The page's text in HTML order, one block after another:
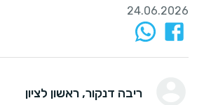
24.06.2026
ריבה דנקור, ראשון לציון